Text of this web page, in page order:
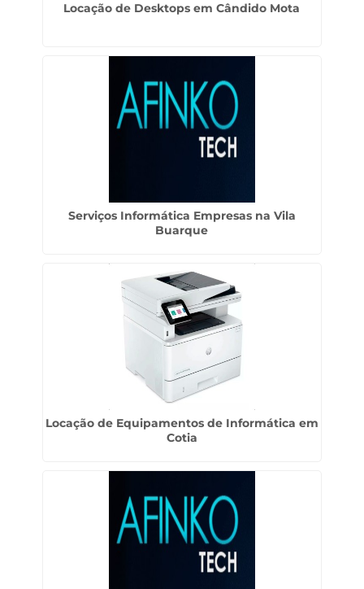
Locação de Desktops em Cândido Mota
Serviços Informática Empresas na Vila
Buarque
Locação de Equipamentos de Informática em
Cotia